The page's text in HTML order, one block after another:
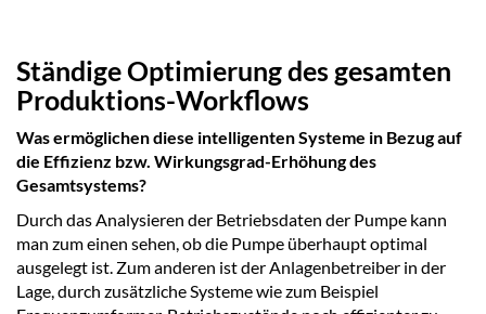
Ständige Optimierung des gesamten
Produktions-Workflows
Was ermöglichen diese intelligenten Systeme in Bezug auf
die Effizienz bzw. Wirkungsgrad-Erhöhung des
Gesamtsystems?
Durch das Analysieren der Betriebsdaten der Pumpe kann
man zum einen sehen, ob die Pumpe überhaupt optimal
ausgelegt ist. Zum anderen ist der Anlagenbetreiber in der
Lage, durch zusätzliche Systeme wie zum Beispiel